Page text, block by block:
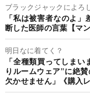
ブラックジャックによろ
「私は被害者なのよ
断した医師の言葉【マン
明日なに着てく？
「全種類買ってしま
りルームウェア”に絶
欠かせません」《購入